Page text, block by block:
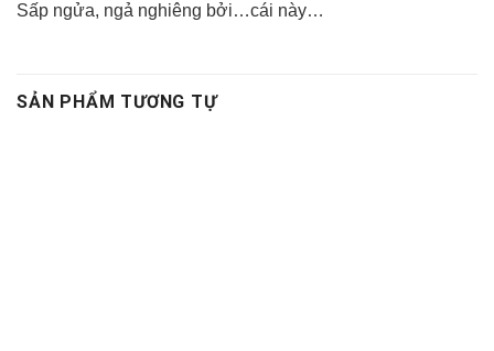
Sấp ngửa, ngả nghiêng bởi…cái này…
SẢN PHẨM TƯƠNG TỰ